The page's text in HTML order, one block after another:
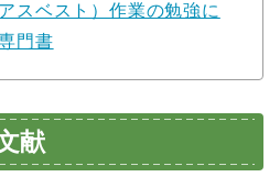
スベスト）作業の勉強に
門書
献